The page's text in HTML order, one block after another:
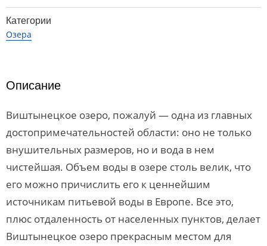
Категории
Озера
Описание
Виштынецкое озеро, пожалуй — одна из главных
достопримечательностей области: оно не только
внушительных размеров, но и вода в нем
чистейшая. Объем воды в озере столь велик, что
его можно причислить его к ценнейшим
источникам питьевой воды в Европе. Все это,
плюс отдаленность от населенных пунктов, делает
Виштынецкое озеро прекрасным местом для